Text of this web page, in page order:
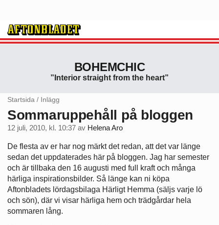
BOHEMCHIC
”Interior straight from the heart”
Startsida / Inlägg
Sommaruppehåll på bloggen
12 juli, 2010, kl. 10:37 av Helena Aro
De flesta av er har nog märkt det redan, att det var länge
sedan det uppdaterades här på bloggen. Jag har semester
och är tillbaka den 16 augusti med full kraft och många
härliga inspirationsbilder. Så länge kan ni köpa
Aftonbladets lördagsbilaga Härligt Hemma (säljs varje lö
och sön), där vi visar härliga hem och trädgårdar hela
sommaren lång.